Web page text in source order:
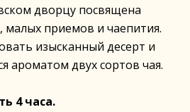
дворцу посвящена
малых приемов и чаепития.
изысканный десерт и
ароматом двух сортов чая.
4 часа.